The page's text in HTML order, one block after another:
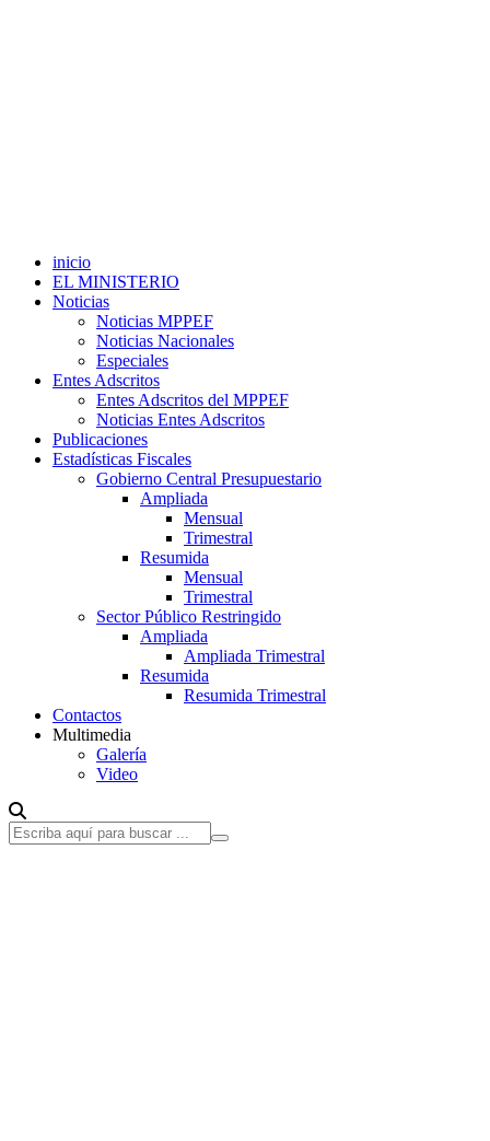
inicio
EL MINISTERIO
Noticias
Noticias MPPEF
Noticias Nacionales
Especiales
Entes Adscritos
Entes Adscritos del MPPEF
Noticias Entes Adscritos
Publicaciones
Estadísticas Fiscales
Gobierno Central Presupuestario
Ampliada
Mensual
Trimestral
Resumida
Mensual
Trimestral
Sector Público Restringido
Ampliada
Ampliada Trimestral
Resumida
Resumida Trimestral
Contactos
Multimedia
Galería
Video